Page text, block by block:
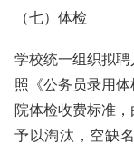
（七）体检
学校统一组织拟
照《公务员录用
院体检收费标准
予以淘汰，空缺